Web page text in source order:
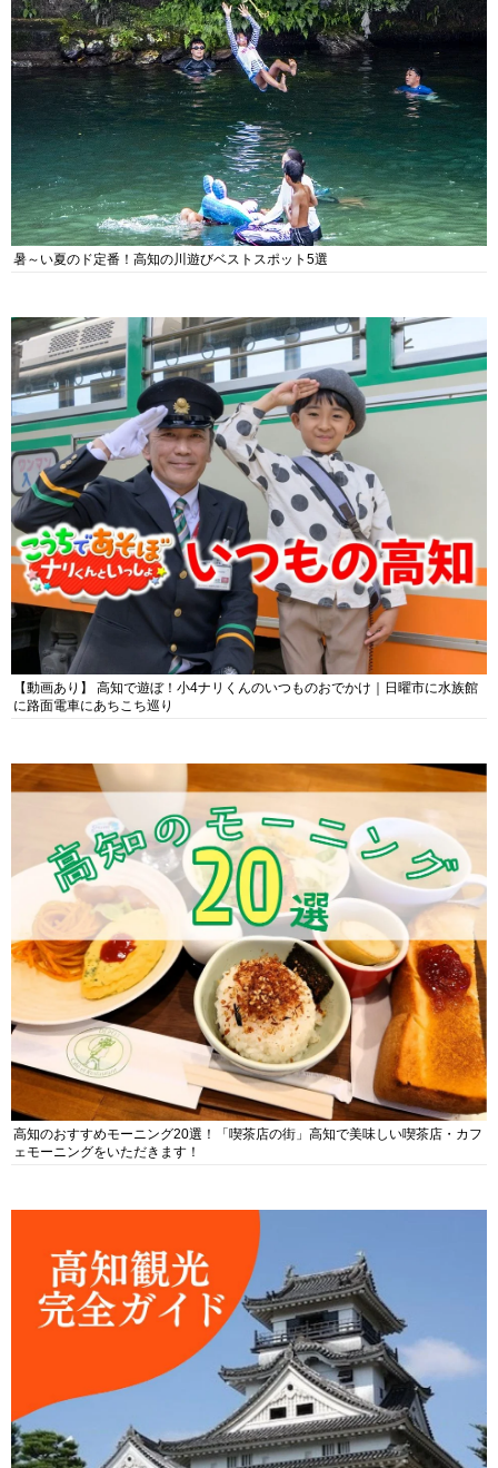
暑～い夏のド定番！高知の川遊びベストスポット5選
【動画あり】 高知で遊ぼ！小4ナリくんのいつものおでかけ｜日曜市に水族館
に路面電車にあちこち巡り
高知のおすすめモーニング20選！「喫茶店の街」高知で美味しい喫茶店・カフ
ェモーニングをいただきます！